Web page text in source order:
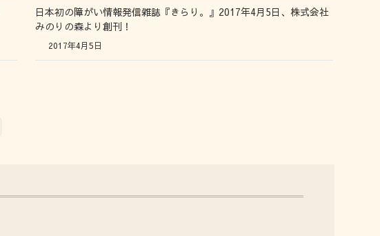
日本初の障がい情報発信雑誌『きらり。』2017年4月5日、株式会社
みのりの森より創刊！
2017年4月5日